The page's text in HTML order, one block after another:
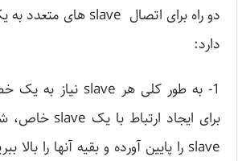
دارد: